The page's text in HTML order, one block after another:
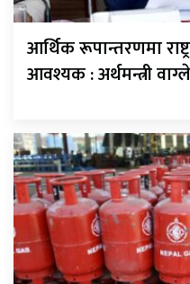
आर्थिक रूपान्तरणमा
आवश्यक : अर्थमन्त्री वाग्ले